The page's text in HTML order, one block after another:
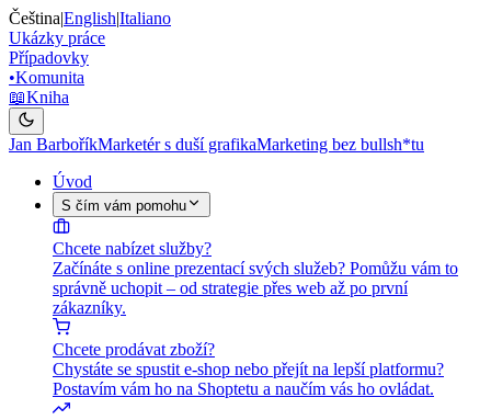
Čeština|English|Italiano
Ukázky práce
Případovky
•Komunita
📖Kniha
Jan BarboříkMarketér s duší grafikaMarketing bez bullsh*tu
Úvod
S čím vám pomohu
Chcete nabízet služby?
Začínáte s online prezentací svých služeb? Pomůžu vám to
správně uchopit – od strategie přes web až po první
zákazníky.
Chcete prodávat zboží?
Chystáte se spustit e-shop nebo přejít na lepší platformu?
Postavím vám ho na Shoptetu a naučím vás ho ovládat.